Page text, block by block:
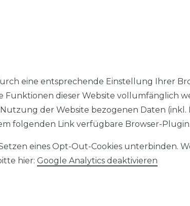
eine entsprechende Einstellung Ihrer
Funktionen dieser Website vollumfänglich
der Website bezogenen Daten
folgenden Link verfügbare Browser-
eines Opt-Out-Cookies unterbinden.
hier: Google Analytics deaktivieren